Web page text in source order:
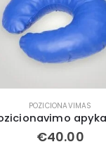
SLAUGAI
POZICIONAVIMAS
€40.00